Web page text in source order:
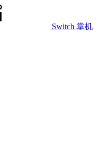
Switch 掌机